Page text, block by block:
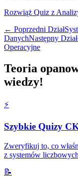
Rozwiąż Quiz z
← Poprzedni Dział
DanychNastępny
Operacyjne
Teoria
wiedzy!
⚡️
Szybkie Quizy
Zweryfikuj to, co
z systemów
📝